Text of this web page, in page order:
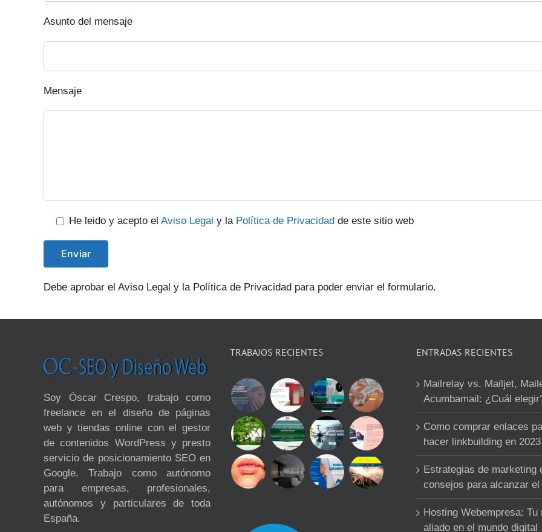
Asunto del mensaje
Mensaje
He leido y acepto el Aviso Legal y la Política de Privacidad de este sitio web
Debe aprobar el Aviso Legal y la Política de Privacidad para poder enviar el formulario.
Soy Óscar Crespo, trabajo como
freelance en el diseño de páginas
web y tiendas online con el gestor
de contenidos WordPress y presto
servicio de posicionamiento SEO en
Google. Trabajo como autónomo
para empresas, profesionales,
autónomos y particulares de toda
España.
TRABAJOS RECIENTES ENTRADAS RECIENTES
Mailrelay vs. Mailjet,
Acumbamail: ¿Cuál
Como comprar enlaces
hacer linkbuilding en 2023
Estrategias de marketing
consejos para alcanzar
Hosting Webempresa: Tu
aliado en el mundo digital